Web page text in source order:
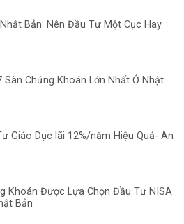
Bản: Nên Đầu Tư Một Cục Hay
Sàn Chứng Khoán Lớn Nhất Ở Nhật
Giáo Dục lãi 12%/năm Hiệu Quả- An
Khoán Được Lựa Chọn Đầu Tư NISA
Bản